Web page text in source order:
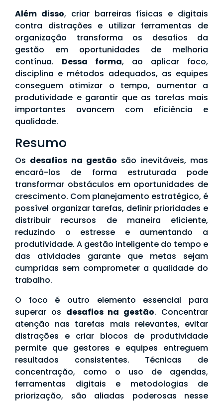
Além disso, criar barreiras físicas e digitais
contra distrações e utilizar ferramentas de
organização transforma os desafios da
gestão em oportunidades de melhoria
contínua. Dessa forma, ao aplicar foco,
disciplina e métodos adequados, as equipes
conseguem otimizar o tempo, aumentar a
produtividade e garantir que as tarefas mais
importantes avancem com eficiência e
qualidade.
Resumo
Os desafios na gestão são inevitáveis, mas
encará-los de forma estruturada pode
transformar obstáculos em oportunidades de
crescimento. Com planejamento estratégico, é
possível organizar tarefas, definir prioridades e
distribuir recursos de maneira eficiente,
reduzindo o estresse e aumentando a
produtividade. A gestão inteligente do tempo e
das atividades garante que metas sejam
cumpridas sem comprometer a qualidade do
trabalho.
O foco é outro elemento essencial para
superar os desafios na gestão. Concentrar
atenção nas tarefas mais relevantes, evitar
distrações e criar blocos de produtividade
permite que gestores e equipes entreguem
resultados consistentes. Técnicas de
concentração, como o uso de agendas,
ferramentas digitais e metodologias de
priorização, são aliadas poderosas nesse